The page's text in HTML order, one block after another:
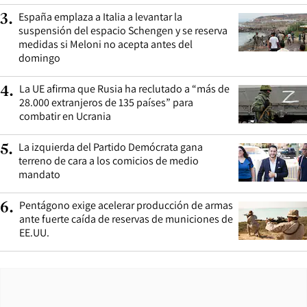
3. España emplaza a Italia a levantar la
suspensión del espacio Schengen y se reserva
medidas si Meloni no acepta antes del
domingo
4. La UE afirma que Rusia ha reclutado a “más de
28.000 extranjeros de 135 países” para
combatir en Ucrania
5. La izquierda del Partido Demócrata gana
terreno de cara a los comicios de medio
mandato
6. Pentágono exige acelerar producción de armas
ante fuerte caída de reservas de municiones de
EE.UU.